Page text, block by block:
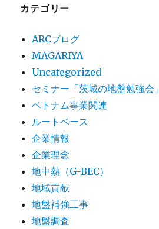
カテゴリー
ARCブログ
MAGARIYA
Uncategorized
セミナー「茨城の地盤勉強会」
ベトナム事業関連
ルートベース
企業情報
企業理念
地中熱（G-BEC）
地域貢献
地盤補強工事
地盤調査